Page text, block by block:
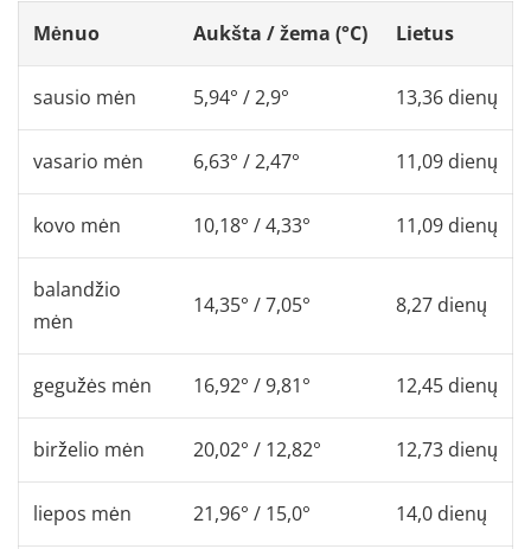
Mėnuo Aukšta / žema (°C) Lietus
sausio mėn 5,94° / 2,9° 13,36 dienų
vasario mėn 6,63° / 2,47° 11,09 dienų
kovo mėn 10,18° / 4,33° 11,09 dienų
balandžio
mėn
14,35° / 7,05° 8,27 dienų
gegužės mėn 16,92° / 9,81° 12,45 dienų
birželio mėn 20,02° / 12,82° 12,73 dienų
liepos mėn 21,96° / 15,0° 14,0 dienų